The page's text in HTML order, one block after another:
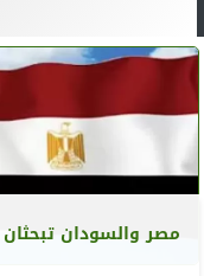
مصر والسودان